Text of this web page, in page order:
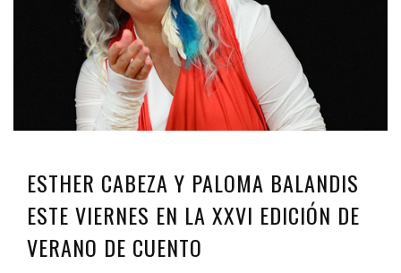
ESTHER CABEZA Y PALOMA BALANDIS
ESTE VIERNES EN LA XXVI EDICIÓN DE
VERANO DE CUENTO